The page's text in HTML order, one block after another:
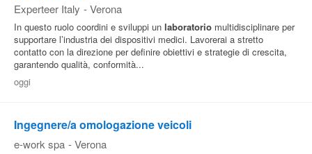
Area
Aziende
Experteer Italy - Verona
In questo ruolo coordini e sviluppi un laboratorio multidisciplinare per
supportare l’industria dei dispositivi medici. Lavorerai a stretto
contatto con la direzione per definire obiettivi e strategie di crescita,
garantendo qualità, conformità...
oggi
Ingegnere/a omologazione veicoli
e-work spa - Verona